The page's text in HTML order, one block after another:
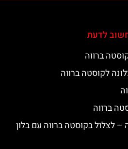
לדעת
ברווה
לקוסטה ברווה
ברווה
– לצלול בקוסטה ברווה עם בלון